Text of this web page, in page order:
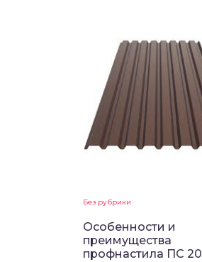
Без рубрики
Особенности и
преимущества
профнастила ПС 20